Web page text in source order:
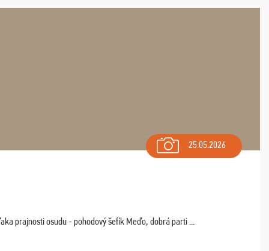
25.05.2026
prajnosti osudu - pohodový šefík Meďo, dobrá parti ...